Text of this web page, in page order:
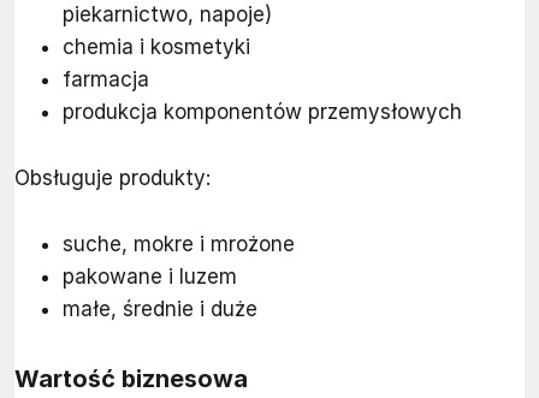
piekarnictwo, napoje)
chemia i kosmetyki
farmacja
produkcja komponentów przemysłowych
Obsługuje produkty:
suche, mokre i mrożone
pakowane i luzem
małe, średnie i duże
Wartość biznesowa